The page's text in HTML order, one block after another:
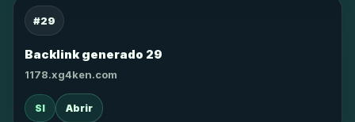
#29
Backlink generado 29
1178.xg4ken.com
SI Abrir